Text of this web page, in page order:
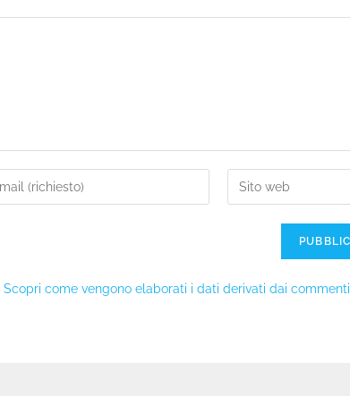
Scopri come vengono elaborati i dati derivati dai commenti